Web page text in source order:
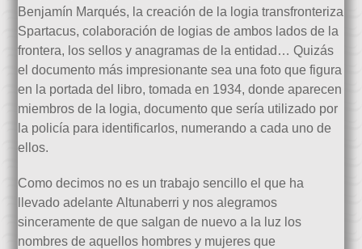
Benjamín Marqués, la creación de la logia transfronteriza
Spartacus, colaboración de logias de ambos lados de la
frontera, los sellos y anagramas de la entidad… Quizás
el documento más impresionante sea una foto que figura
en la portada del libro, tomada en 1934, donde aparecen
miembros de la logia, documento que sería utilizado por
la policía para identificarlos, numerando a cada uno de
ellos.
Como decimos no es un trabajo sencillo el que ha
llevado adelante Altunaberri y nos alegramos
sinceramente de que salgan de nuevo a la luz los
nombres de aquellos hombres y mujeres que